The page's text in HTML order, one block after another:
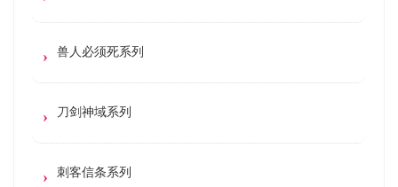
兽人必须死系列
刀剑神域系列
刺客信条系列